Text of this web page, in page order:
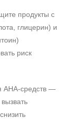
продукты с
глицерин) и
риск
AHA-средств —